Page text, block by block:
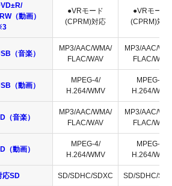
（動画）
●VRモード
(CPRM)対応
●VRモード
(CPRM)対応
（音楽）
MP3/AAC/WMA/
FLAC/WAV
MP3/AAC/
FLAC/WAV
（動画）
MPEG-4/
H.264/WMV
MPEG-4/
H.264/WMV
（音楽）
MP3/AAC/WMA/
FLAC/WAV
MP3/AAC/
FLAC/WAV
（動画）
MPEG-4/
H.264/WMV
MPEG-4/
H.264/WMV
応SD SD/SDHC/SDXC SD/SDHC/